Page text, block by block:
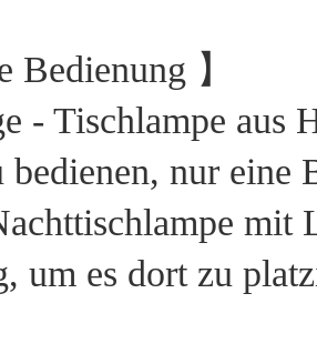
Bedienung 】
- Tischlampe aus
nur eine
um es dort zu